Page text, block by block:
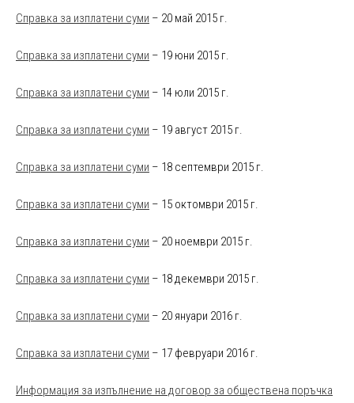
Справка за изплатени суми – 20 май 2015 г.
Справка за изплатени суми – 19 юни 2015 г.
Справка за изплатени суми – 14 юли 2015 г.
Справка за изплатени суми – 19 август 2015 г.
Справка за изплатени суми – 18 септември 2015 г.
Справка за изплатени суми – 15 октомври 2015 г.
Справка за изплатени суми – 20 ноември 2015 г.
Справка за изплатени суми – 18 декември 2015 г.
Справка за изплатени суми – 20 януари 2016 г.
Справка за изплатени суми – 17 февруари 2016 г.
Информация за изпълнение на договор за обществена поръчка